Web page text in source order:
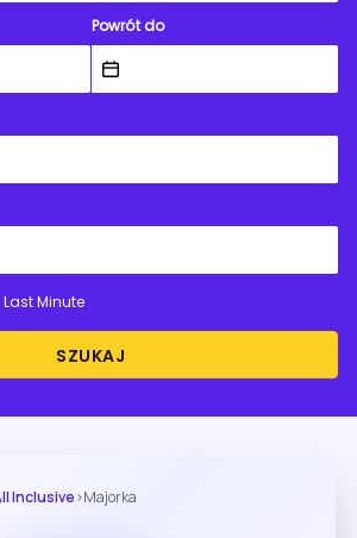
Powrót do
SZUKAJ
Last Minute
Inclusive›Majorka